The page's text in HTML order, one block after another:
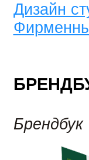
Дизайн
Брендбук